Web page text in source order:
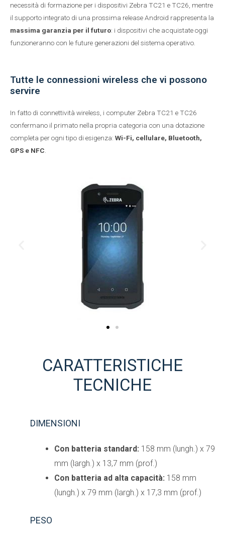
necessità di formazione per i dispositivi Zebra TC21 e TC26, mentre
il supporto integrato di una prossima release Android rappresenta la
massima garanzia per il futuro: i dispositivi che acquistate oggi
funzioneranno con le future generazioni del sistema operativo.
Tutte le connessioni wireless che vi possono
servire
In fatto di connettività wireless, i computer Zebra TC21 e TC26
confermano il primato nella propria categoria con una dotazione
completa per ogni tipo di esigenza: Wi-Fi, cellulare, Bluetooth,
GPS e NFC
CARATTERISTICHE
TECNICHE
DIMENSIONI
Con batteria standard: 158 mm (lungh.) x 79
mm (largh.) x 13,7 mm (prof.)
Con batteria ad alta capacità: 158 mm
(lungh.) x 79 mm (largh.) x 17,3 mm (prof.)
PESO